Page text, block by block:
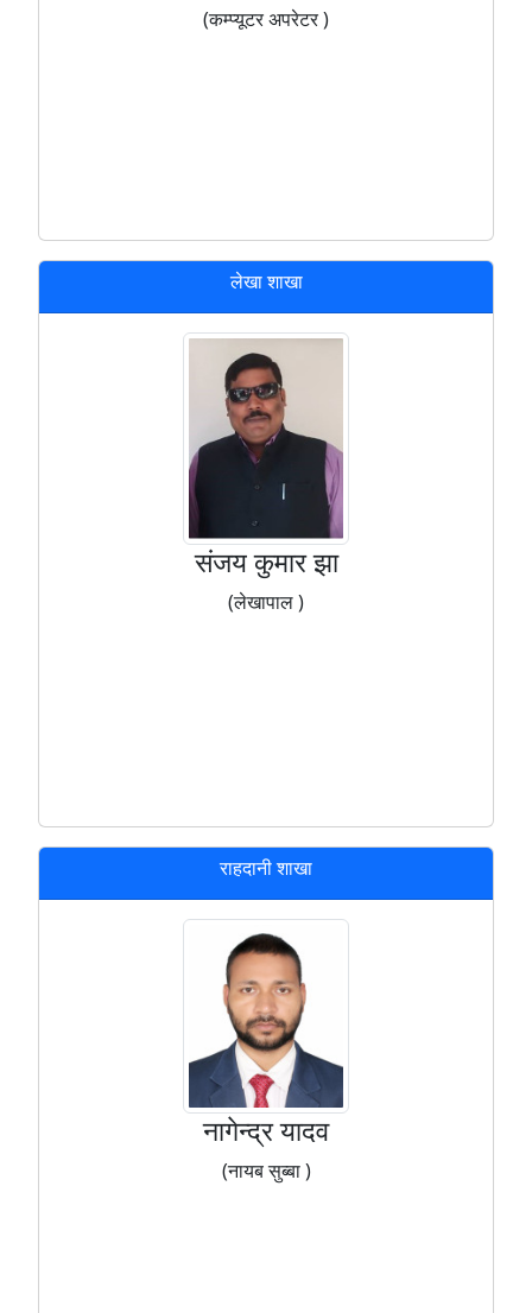
(कम्प्यूटर अपरेटर )
लेखा शाखा
संजय कुमार झा
(लेखापाल )
राहदानी शाखा
नागेन्द्र यादव
(नायब सुब्बा )